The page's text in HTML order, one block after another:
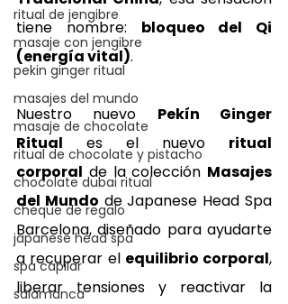
ritual de jengibre
masaje con jengibre
pekin ginger ritual
masajes del mundo
masaje de chocolate
ritual de chocolate y pistacho
chocolate dubai ritual
cheque de regalo
japanese head spa
spa capilar
salamanca
tiene nombre: bloqueo del Qi
(energía vital).
Nuestro nuevo Pekín Ginger
Ritual es el nuevo ritual
corporal de la colección Masajes
del Mundo de Japanese Head Spa
Barcelona, diseñado para ayudarte
a recuperar el equilibrio corporal,
liberar tensiones y reactivar la